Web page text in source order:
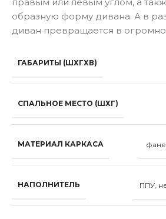
образную форму дивана. А в
диван превращается в
ГАБАРИТЫ (ШХГХВ)
СПАЛЬНОЕ МЕСТО (ШХГ)
МАТЕРИАЛ КАРКАСА
НАПОЛНИТЕЛЬ ППУ,